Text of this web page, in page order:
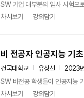
SW 기업 대부분의 입사 시험으
차시보기
강의담기
비 전공자 인공지능 기
건국대학교 유상선
2023
SW 비전공 학생들이 인공지능
차시보기
강의담기